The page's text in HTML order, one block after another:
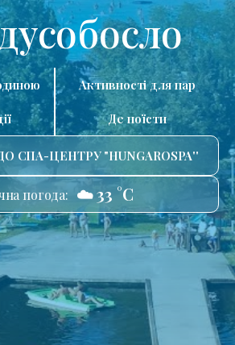
Активності для пар
Де поїсти
СПА-ЦЕНТРУ "HUNGAROSPA''
погода: ☁️ 33 °C